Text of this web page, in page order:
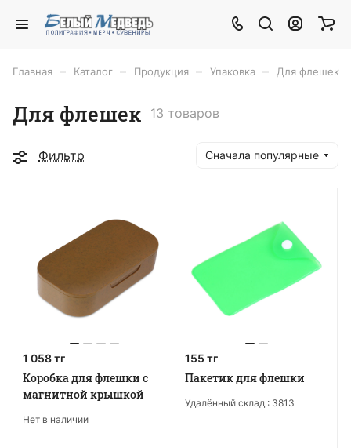
Главная Каталог Продукция Упаковка Для флешек
Для флешек 13 товаров
Фильтр Сначала популярные
1 058 тг
Коробка для флешки с
магнитной крышкой
Нет в наличии
155 тг
Пакетик для флешки
Удалённый склад : 3813